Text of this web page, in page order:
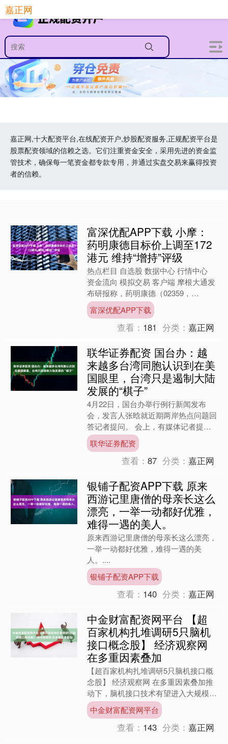
嘉正网,十大配资平台,在线配资开户,炒股配资服务,正规配资平台是
股票配资领域的信赖之选。它们注重资金安全，采用先进的资金监
管技术，确保每一笔资金都专款专用，并通过实盘交易来赢得投资
者的信赖。
嘉正网
富深优配APP下载 小摩：
药明康德目标价上调至172
港元 维持“增持”评级
热点栏目 自选股 数据中心 行情中心
资金流向 模拟交易 客户端 摩根大通发
布研报称，药明康德（02359，
603259.SH） 首季业绩在多个层面显
著优于预期....
富深优配APP下载
查看： 181 分类：嘉正网
联华证券配资 国台办：越
来越多台湾同胞认识到在美
国眼里，台湾只是遏制大陆
发展的“棋子”
4月22日，国台办举行例行新闻发布
会，发言人张晗就近期两岸热点问题回
答记者提问。 会上，有媒体记者提
问，近日，台“民主文教基金会”公布的
一份岛内民调显示，对于两....
联华证券配资
查看：87 分类：嘉正网
银铺子配资APP下载 原来
西游记里唐僧的母亲长这么
漂亮，一举一动都好优雅，
难得一遇的美人。
原来西游记里唐僧的母亲长这么漂亮，
一举一动都好优雅，难得一遇的美
人。....
银铺子配资APP下载
查看： 140 分类：嘉正网
中金财富配资网平台 【超
百家机构扎堆调研5只脑机
接口概念股】 经济观察网
在多重因素叠加
【超百家机构扎堆调研5只脑机接口概
念股】 经济观察网 在多重因素叠加推
动下，脑机接口技术有望进入大规模商
业化落地“黄金窗口期”，2026年成为脑
机接口规模化应用....
中金财富配资网平台
查看： 143 分类：嘉正网